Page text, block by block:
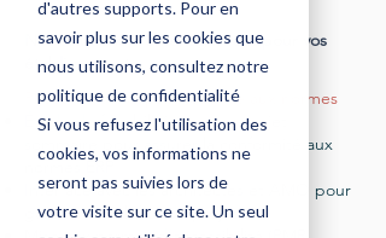
d'autres supports. Pour en
savoir plus sur les cookies que
nous utilisons, consultez notre
politique de confidentialité
Si vous refusez l'utilisation des
cookies, vos informations ne
seront pas suivies lors de
votre visite sur ce site. Un seul
Nos solutions d’aménagement pour vos
établissements
Phase de conception et mise aux normes
Étude de faisabilité et avant-projet
sommaire pour assurer la conformité aux
normes ERP
Interface avec les architectes et AMO pour
garantir la viabilité du projet